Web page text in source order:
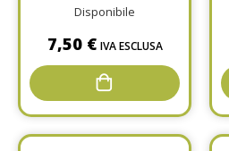
Disponibile
7,50 € IVA ESCLUSA